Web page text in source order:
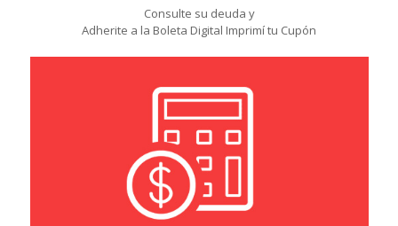
Consulte su deuda y
Adherite a la Boleta Digital Imprimí tu Cupón